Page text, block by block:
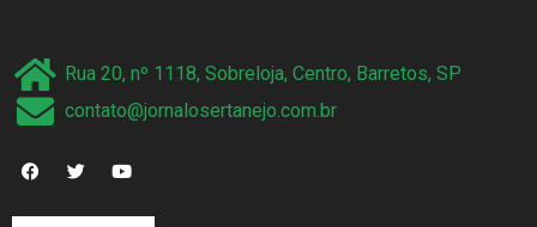
Rua 20, nº 1118, Sobreloja, Centro, Barretos, SP
contato@jornalosertanejo.com.br